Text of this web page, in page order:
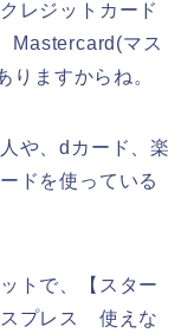
レジットカード
Mastercard(マス
りますからね。
や、dカード、楽
ドを使っている
トで、【スター
プレス 使えな